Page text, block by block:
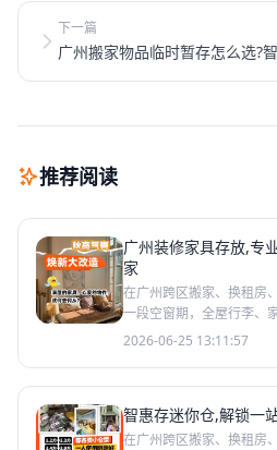
下一篇
广州搬家物品临时暂存怎么选?
推荐阅读
广州装修家具存放,专
家
在广州跨区搬家、换租房
一段空窗期，全屋行李、
人分不清搬家时哪些适合
2026-06-25 13:11:57
智惠存迷你仓,解锁一
在广州跨区搬家、换租房